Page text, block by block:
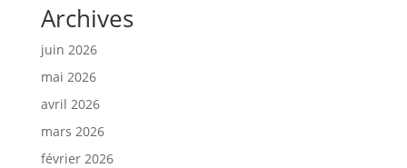
Archives
juin 2026
mai 2026
avril 2026
mars 2026
février 2026